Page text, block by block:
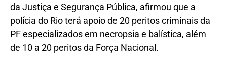
da Justiça e Segurança Pública, afirmou que a
polícia do Rio terá apoio de 20 peritos criminais da
PF especializados em necropsia e balística, além
de 10 a 20 peritos da Força Nacional.